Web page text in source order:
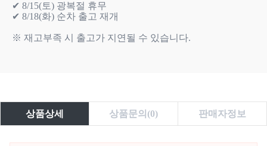
✔ 8/15(토) 광복절 휴무
✔ 8/18(화) 순차 출고 재개
※ 재고부족 시 출고가 지연될 수 있습니다.
상품상세 상품문의(0) 판매자정보